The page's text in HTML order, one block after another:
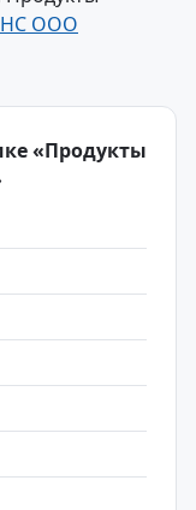
ООО
«Продукты